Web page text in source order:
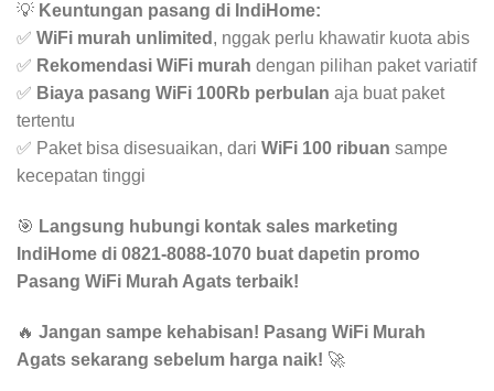
💡 Keuntungan pasang di IndiHome:
✅ WiFi murah unlimited , nggak perlu khawatir kuota abis
✅ Rekomendasi WiFi murah dengan pilihan paket variatif
✅ Biaya pasang WiFi 100Rb perbulan aja buat paket
tertentu
✅ Paket bisa disesuaikan, dari WiFi 100 ribuan sampe
kecepatan tinggi
🎯 Langsung hubungi kontak sales marketing
IndiHome di 0821-8088-1070 buat dapetin promo
Pasang WiFi Murah Agats terbaik!
🔥 Jangan sampe kehabisan! Pasang WiFi Murah
Agats sekarang sebelum harga naik! 🚀